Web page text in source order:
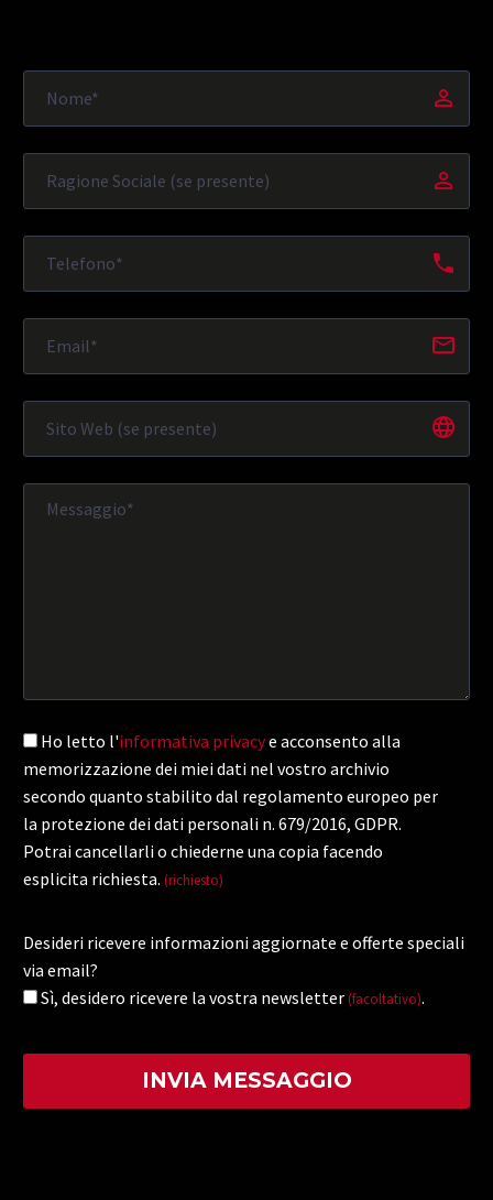
Ho letto l'informativa privacye acconsento alla
memorizzazione dei miei dati nel vostro archivio
secondo quanto stabilito dal regolamento europeo per
la protezione dei dati personali n. 679/2016, GDPR.
Potrai cancellarli o chiederne una copia facendo
esplicita richiesta. (richiesto)
Desideri ricevere informazioni aggiornate e offerte speciali
via email?
Sì, desidero ricevere la vostra newsletter (facoltativo).